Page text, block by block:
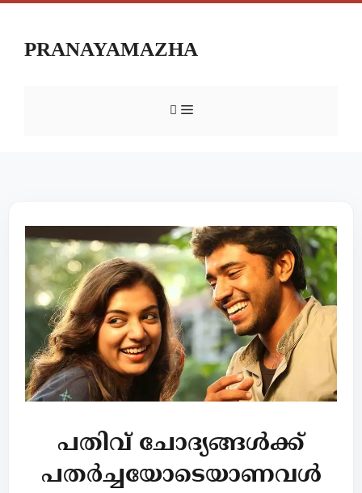
PRANAYAMAZHA
പതിവ് ചോദ്യങ്ങൾക്ക്
പതർച്ചയോടെയാണവൾ